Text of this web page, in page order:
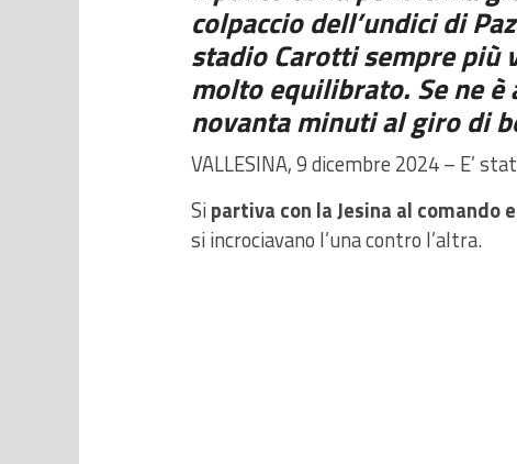
colpaccio dell’undici di
stadio Carotti sempre più
molto equilibrato. Se ne
novanta minuti al giro di
VALLESINA, 9 dicembre 2024 – E’
Sipartiva con la Jesina al
si incrociavano l’una contro l’altra.